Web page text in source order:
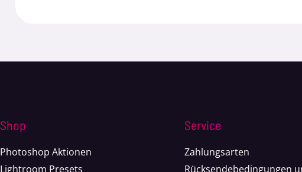
Shop
Photoshop Aktionen
Lightroom Presets
Service
Zahlungsarten
Rücksendebedingungen